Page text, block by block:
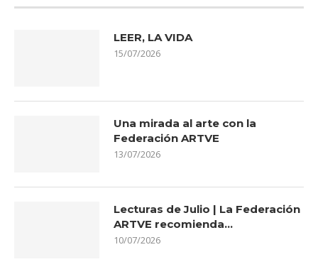
LEER, LA VIDA
15/07/2026
Una mirada al arte con la
Federación ARTVE
13/07/2026
Lecturas de Julio | La Federación
ARTVE recomienda…
10/07/2026